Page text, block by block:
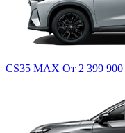
CS35 MAX От 2 399 900